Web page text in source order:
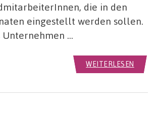
die in den
eingestellt werden sollen.
Unternehmen …
WEITERLESEN